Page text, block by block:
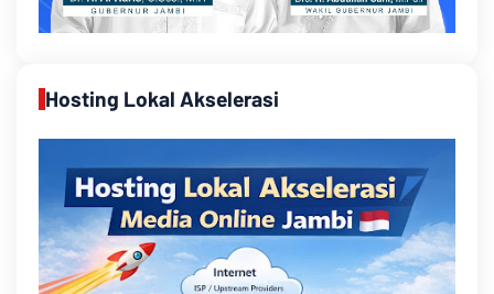
Hosting Lokal Akselerasi